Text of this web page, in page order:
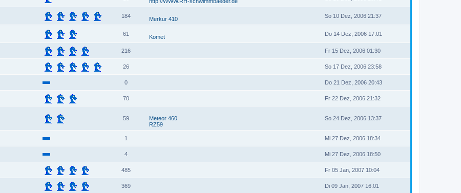
184 Merkur 410 So 10 Dez, 2006 21:37
61 Komet Do 14 Dez, 2006 17:01
216 Fr 15 Dez, 2006 01:30
26 So 17 Dez, 2006 23:58
0 Do 21 Dez, 2006 20:43
70 Fr 22 Dez, 2006 21:32
59
Meteor 460
RZ59
So 24 Dez, 2006 13:37
1 Mi 27 Dez, 2006 18:34
4 Mi 27 Dez, 2006 18:50
485 Fr 05 Jan, 2007 10:04
369 Di 09 Jan, 2007 16:01